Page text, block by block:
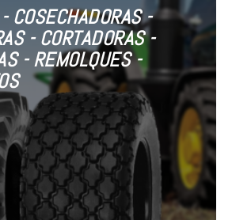
COSECHADORAS -
- CORTADORAS -
- REMOLQUES -